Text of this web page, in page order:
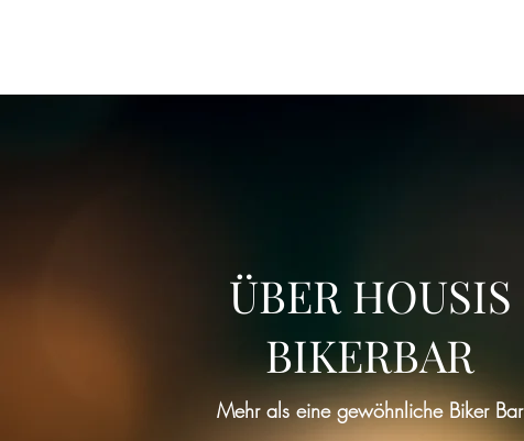
ÜBER HOUSIS
BIKERBAR
Mehr als eine gewöhnliche Biker Bar